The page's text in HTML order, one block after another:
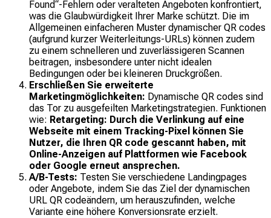
Found“-Fehlern oder veralteten Angeboten konfrontiert,
was die Glaubwürdigkeit Ihrer Marke schützt. Die im
Allgemeinen einfacheren Muster dynamischer QR codes
(aufgrund kurzer Weiterleitungs-URLs) können zudem
zu einem schnelleren und zuverlässigeren Scannen
beitragen, insbesondere unter nicht idealen
Bedingungen oder bei kleineren Druckgrößen.
Erschließen Sie erweiterte
Marketingmöglichkeiten: Dynamische QR codes sind
das Tor zu ausgefeilten Marketingstrategien. Funktionen
wie: Retargeting: Durch die Verlinkung auf eine
Webseite mit einem Tracking-Pixel können Sie
Nutzer, die Ihren QR code gescannt haben, mit
Online-Anzeigen auf Plattformen wie Facebook
oder Google erneut ansprechen.
A/B-Tests: Testen Sie verschiedene Landingpages
oder Angebote, indem Sie das Ziel der dynamischen
URL QR codeändern, um herauszufinden, welche
Variante eine höhere Konversionsrate erzielt.